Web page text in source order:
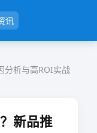
讯
分析与高ROI实战
新品推